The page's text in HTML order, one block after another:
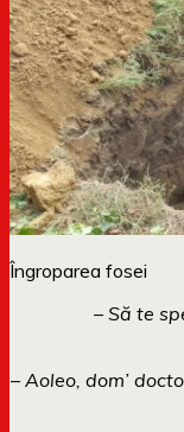
Îngroparea fosei
– Să te
– Aoleo, dom’